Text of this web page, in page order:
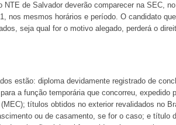
de Salvador deverão comparecer na SEC,
nos mesmos horários e período. O candidato
seja qual for o motivo alegado, perderá o
estão: diploma devidamente registrado de
a função temporária que concorreu, expedido
títulos obtidos no exterior revalidados no
ou de casamento, se for o caso; e título